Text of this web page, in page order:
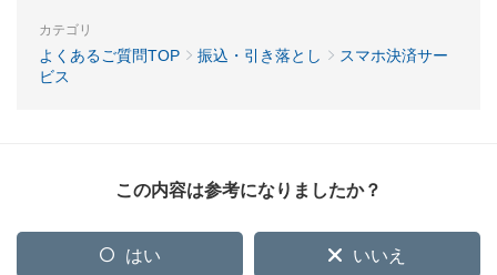
カテゴリ
よくあるご質問TOP 振込・引き落とし
スマホ決済サー
ビス
この内容は参考になりましたか？
はい いいえ